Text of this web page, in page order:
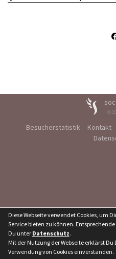
©
Besucherstatistik Kontakt
Diese Webseite verwendet Cookies, um
Service bieten zu können.
Du unter Datenschutz.
Mit der Nutzung der Webseite erklärst Du
Verwendung von Cookies einverstanden.